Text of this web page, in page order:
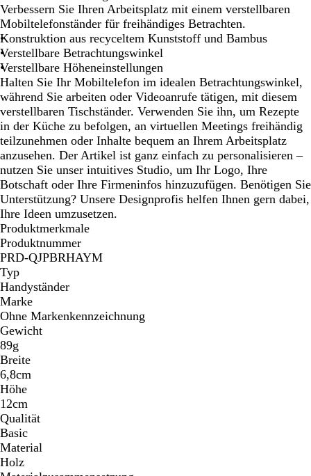
c
h
w
a
r
z
e
i
ß
Verbessern Sie Ihren Arbeitsplatz mit einem verstellbaren
Mobiltelefonständer für freihändiges Betrachten.
Konstruktion aus recyceltem Kunststoff und Bambus
Verstellbare Betrachtungswinkel
Verstellbare Höheneinstellungen
Halten Sie Ihr Mobiltelefon im idealen Betrachtungswinkel,
während Sie arbeiten oder Videoanrufe tätigen, mit diesem
verstellbaren Tischständer. Verwenden Sie ihn, um Rezepte
in der Küche zu befolgen, an virtuellen Meetings freihändig
teilzunehmen oder Inhalte bequem an Ihrem Arbeitsplatz
anzusehen. Der Artikel ist ganz einfach zu personalisieren –
nutzen Sie unser intuitives Studio, um Ihr Logo, Ihre
Botschaft oder Ihre Firmeninfos hinzuzufügen. Benötigen Sie
Unterstützung? Unsere Designprofis helfen Ihnen gern dabei,
Ihre Ideen umzusetzen.
Produktmerkmale
Produktnummer
PRD-QJPBRHAYM
Typ
Handyständer
Marke
Ohne Markenkennzeichnung
Gewicht
89g
Breite
6,8cm
Höhe
12cm
Qualität
Basic
Material
Holz